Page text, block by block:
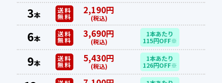
3本 送料
無料
2,190円
(税込)
6本 送料
無料
3,690円
(税込)
1本あたり
115円OFF※
9本 送料
無料
5,430円
(税込)
1本あたり
126円OFF※